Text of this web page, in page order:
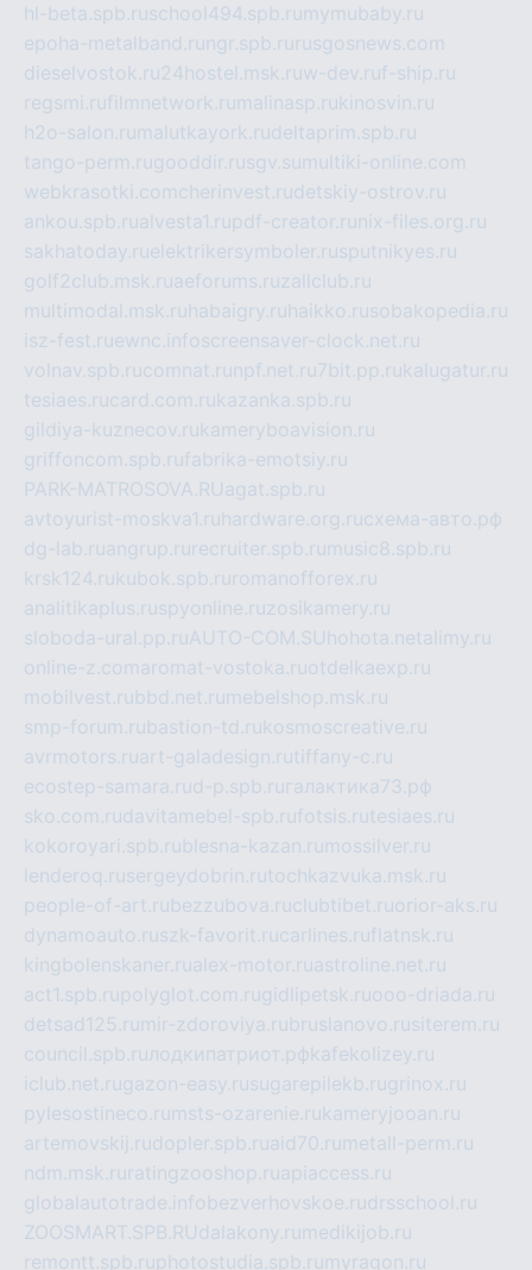
hl-beta.spb.ruschool494.spb.ru mymubaby.ru
epoha-metalband.ru ngr.spb.ru rusgosnews.com
dieselvostok.ru24hostel.msk.ruw-dev.ruf-ship.ru
regsmi.rufilmnetwork.ru malinasp.rukinosvin.ru
h2o-salon.ru malutkayork.rudeltaprim.spb.ru
tango-perm.rugooddir.rusgv.su multiki-online.com
webkrasotki.comcherinvest.rudetskiy-ostrov.ru
ankou.spb.rualvesta1.rupdf-creator.ru nix-files.org.ru
sakhatoday.ruelektrikersymboler.rusputnikyes.ru
golf2club.msk.ruaeforums.ruzallclub.ru
multimodal.msk.ru habaigry.ru haikko.rusobakopedia.ru
isz-fest.ruewnc.infoscreensaver-clock.net.ru
volnav.spb.rucomnat.ru npf.net.ru7bit.pp.rukalugatur.ru
tesiaes.rucard.com.rukazanka.spb.ru
gildiya-kuznecov.rukameryboavision.ru
griffoncom.spb.rufabrika-emotsiy.ru
PARK-MATROSOVA.RUagat.spb.ru
avtoyurist-moskva1.ru hardware.org.ruсхема-авто.рф
dg-lab.ruangrup.ru recruiter.spb.ru music8.spb.ru
krsk124.rukubok.spb.ru romanofforex.ru
analitikaplus.ruspyonline.ruzosikamery.ru
sloboda-ural.pp.ruAUTO-COM.SU hohota.netalimy.ru
online-z.comaromat-vostoka.ruotdelkaexp.ru
mobilvest.rubbd.net.ru mebelshop.msk.ru
smp-forum.rubastion-td.rukosmoscreative.ru
avrmotors.ruart-galadesign.rutiffany-c.ru
ecostep-samara.rud-p.spb.ru галактика73.рф
sko.com.rudavitamebel-spb.rufotsis.rutesiaes.ru
kokoroyari.spb.rublesna-kazan.ru mossilver.ru
lenderoq.rusergeydobrin.rutochkazvuka.msk.ru
people-of-art.rubezzubova.ruclubtibet.ruorior-aks.ru
dynamoauto.ruszk-favorit.rucarlines.ruflatnsk.ru
kingbolenskaner.rualex-motor.ruastroline.net.ru
act1.spb.rupolyglot.com.rugidlipetsk.ruooo-driada.ru
detsad125.ru mir-zdoroviya.rubruslanovo.rusiterem.ru
council.spb.ruлодкипатриот.рфkafekolizey.ru
iclub.net.rugazon-easy.rusugarepilekb.rugrinox.ru
pylesostineco.ru msts-ozarenie.rukameryjooan.ru
artemovskij.rudopler.spb.ruaid70.ru metall-perm.ru
ndm.msk.ru ratingzooshop.ruapiaccess.ru
globalautotrade.info bezverhovskoe.rudrsschool.ru
ZOOSMART.SPB.RUdalakony.ru medikijob.ru
remontt.spb.ruphotostudia.spb.ru myragon.ru